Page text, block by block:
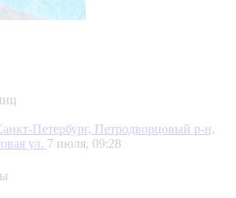
Петербург, Петродворцовый р-н,
ул. 7 июля, 09:28